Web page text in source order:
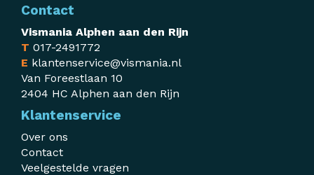
Contact
Vismania Alphen aan den Rijn
T 017-2491772
E klantenservice@vismania.nl
Van Foreestlaan 10
2404 HC Alphen aan den Rijn
Klantenservice
Over ons
Contact
Veelgestelde vragen